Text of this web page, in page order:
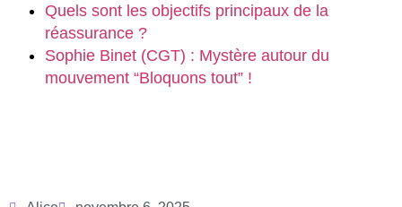
Quels sont les objectifs principaux de la
réassurance ?
Sophie Binet (CGT) : Mystère autour du
mouvement “Bloquons tout” !